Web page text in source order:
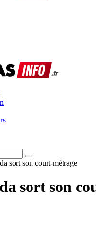
sort son court-métrage
sort son